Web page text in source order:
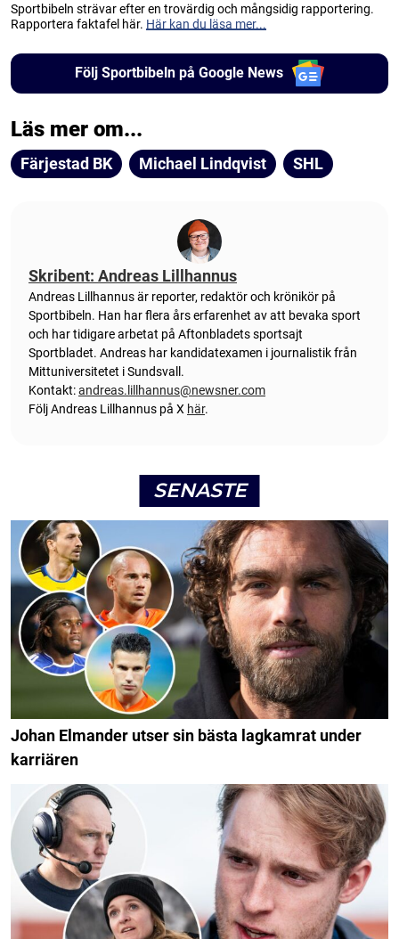
Sportbibeln strävar efter en trovärdig och mångsidig rapportering.
Rapportera faktafel här. Här kan du läsa mer...
Följ Sportbibeln på Google News
Läs mer om...
Färjestad BK Michael Lindqvist SHL
Skribent: Andreas Lillhannus
Andreas Lillhannus är reporter, redaktör och krönikör på
Sportbibeln. Han har flera års erfarenhet av att bevaka sport
och har tidigare arbetat på Aftonbladets sportsajt
Sportbladet. Andreas har kandidatexamen i journalistik från
Mittuniversitetet i Sundsvall.
Kontakt:andreas.lillhannus@newsner.com
Följ Andreas Lillhannus på X här.
SENASTE
Johan Elmander utser sin bästa lagkamrat under
karriären